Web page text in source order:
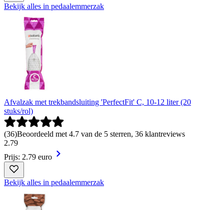
Bekijk alles in pedaalemmerzak
Afvalzak met trekbandsluiting 'PerfectFit' C, 10-12 liter (20
stuks/rol)
(36)Beoordeeld met 4.7 van de 5 sterren, 36 klantreviews
2.79
Prijs: 2.79 euro
Bekijk alles in pedaalemmerzak